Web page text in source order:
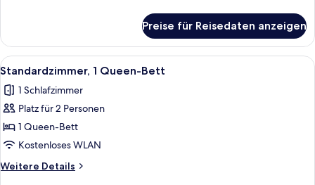
1 King-
Bett
Preise für Reisedaten anzeigen
Alle
Fotos
für
Standardzimmer,
1
Queen-
Bett
anzeigen
Ein Schlafzimmer mit einem
12
Standardzimmer, 1 Queen-Bett
1 Schlafzimmer
Platz für 2 Personen
1 Queen-Bett
Kostenloses WLAN
Weitere Details
Weitere